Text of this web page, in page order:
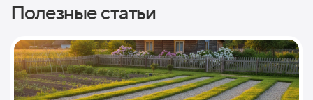
Полезные статьи